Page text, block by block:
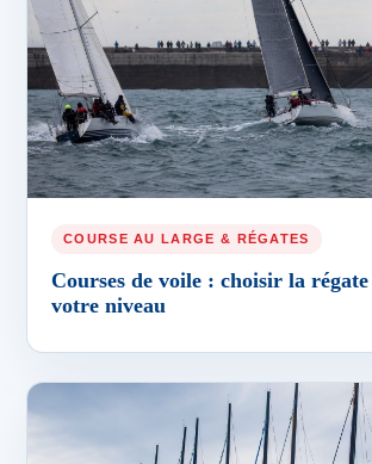
COURSE AU LARGE & RÉGATES
Courses de voile : choisir la régate
votre niveau